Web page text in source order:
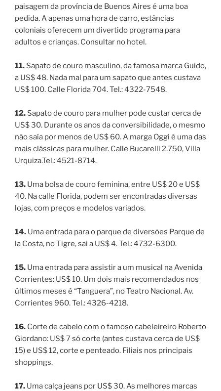
paisagem da província de Buenos Aires é uma boa
pedida. A apenas uma hora de carro, estâncias
coloniais oferecem um divertido programa para
adultos e crianças. Consultar no hotel.
11. Sapato de couro masculino, da famosa marca Guido,
a US$ 48. Nada mal para um sapato que antes custava
US$ 100. Calle Florida 704. Tel.: 4322-7548.
12. Sapato de couro para mulher pode custar cerca de
US$ 30. Durante os anos da conversibilidade, o mesmo
não saía por menos de US$ 60. A marga Oggi é uma das
mais clássicas para mulher. Calle Bucarelli 2.750, Villa
Urquiza.Tel.: 4521-8714.
13. Uma bolsa de couro feminina, entre US$ 20 e US$
40. Na calle Florida, podem ser encontradas diversas
lojas, com preços e modelos variados.
14. Uma entrada para o parque de diversões Parque de
la Costa, no Tigre, sai a US$ 4. Tel.: 4732-6300.
15. Uma entrada para assistir a um musical na Avenida
Corrientes: US$ 10. Um dois mais recomendados nos
últimos meses é “Tanguera”, no Teatro Nacional. Av.
Corrientes 960. Tel.: 4326-4218.
16. Corte de cabelo com o famoso cabeleireiro Roberto
Giordano: US$ 7 só corte (antes custava cerca de US$
15) e US$ 12, corte e penteado. Filiais nos principais
shoppings.
17. Uma calça jeans por US$ 30. As melhores marcas